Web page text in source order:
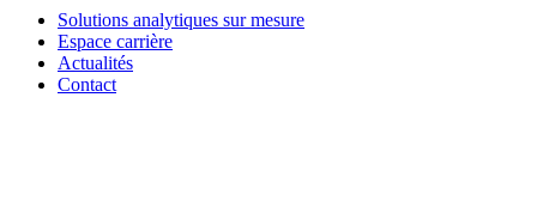
Solutions analytiques sur mesure
Espace carrière
Actualités
Contact